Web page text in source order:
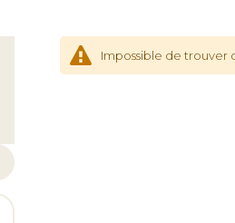
Impossible de trouver
Supprimer cet Élément